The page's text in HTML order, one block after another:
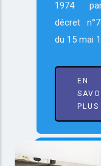
1974
décret
du 15 mai
EN
PLUS